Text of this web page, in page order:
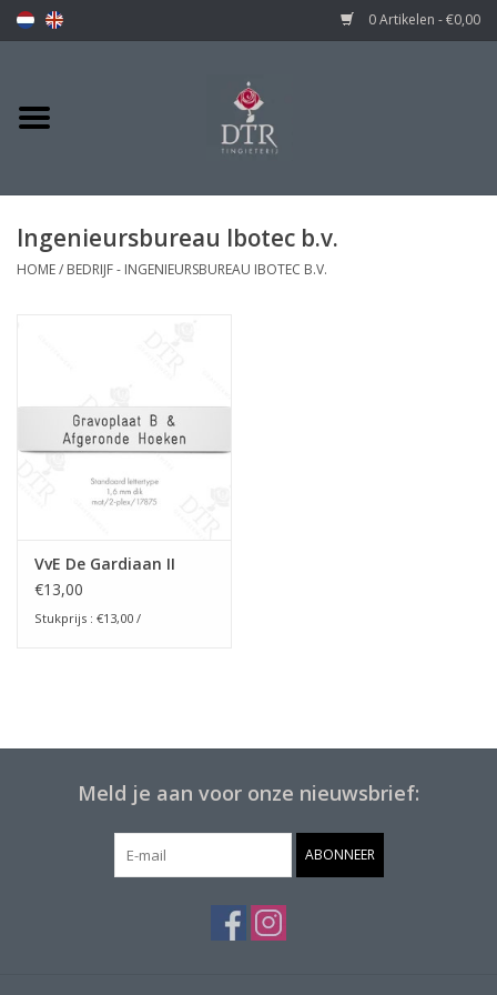
0 Artikelen - €0,00
Ingenieursbureau Ibotec b.v.
HOME/ BEDRIJF - INGENIEURSBUREAU IBOTEC B.V.
VvE De Gardiaan II
€13,00
Stukprijs : €13,00 /
Meld je aan voor onze nieuwsbrief:
ABONNEER